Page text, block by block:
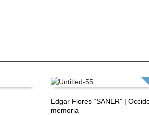
Edgar Flores “SANER” |
memoria